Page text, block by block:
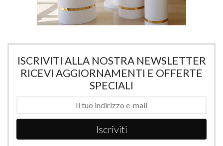
ISCRIVITI ALLA NOSTRA NEWSLETTER
RICEVI AGGIORNAMENTI E OFFERTE
SPECIALI
Iscriviti